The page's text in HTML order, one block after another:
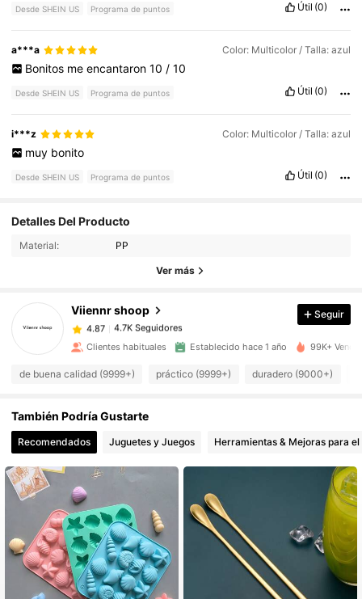
Desde SHEIN US Programa de puntos Útil (0)
a***a Color: Multicolor / Talla: azul
Bonitos me encantaron 10 / 10
Desde SHEIN US Programa de puntos Útil (0)
i***z Color: Multicolor / Talla: azul
muy bonito
Desde SHEIN US Programa de puntos Útil (0)
Detalles Del Producto
Material: PP
Ver más
Viiennr shoop
4.87 4.7K Seguidores
4.7K Seguidores
4.87 4.7K Seguidores
4.87 4.7K Seguidores
4.87
4.87 4.7K Seguidores
4.87 4.7K Seguidores
4.87 4.7K Seguidores
Seguir
Clientes habituales Establecido hace 1 año 99K+
de buena calidad (9999+) práctico (9999+) duradero (9000+)
También Podría Gustarte
Recomendados Juguetes y Juegos Herramientas & Mejoras para el